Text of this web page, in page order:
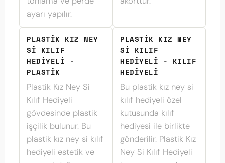
ayarı yapılır.
PLASTIK KIZ NEY
SI KILIF
HEDIYELI -
PLASTIK
Plastik Kız Ney Si
Kılıf Hediyeli
gövdesinde plastik
işçilik bulunur. Bu
plastik kız ney si kılıf
hediyeli estetik ve
PLASTIK KIZ NEY
SI KILIF
HEDIYELI - KILIF
HEDIYELI
Bu plastik kız ney si
kılıf hediyeli özel
kutusunda kılıf
hediyesi ile birlikte
gönderilir. Plastik Kız
Ney Si Kılıf Hediyeli